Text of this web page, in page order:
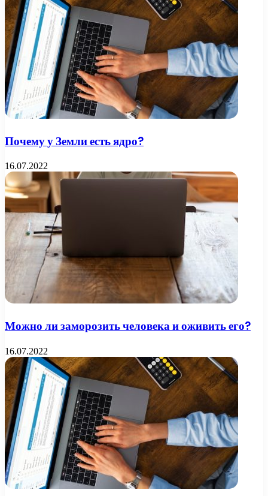
Почему у Земли есть ядро?
16.07.2022
Можно ли заморозить человека и оживить его?
16.07.2022